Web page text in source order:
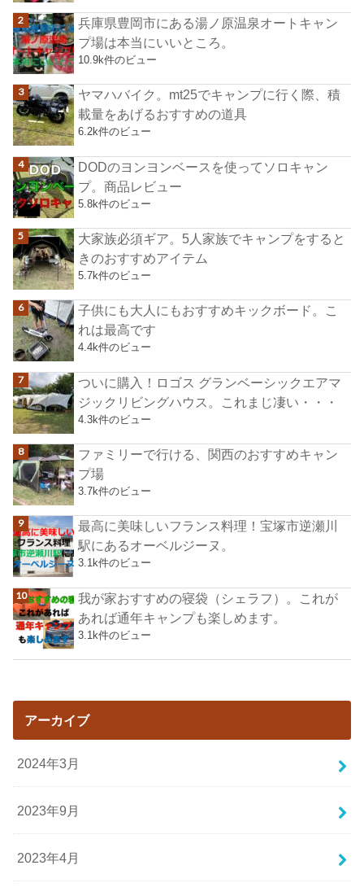
兵庫県豊岡市にある湯ノ原温泉オートキャン
プ場は本当にいいところ。
10.9k件のビュー
ヤマハバイク。mt25でキャンプに行く際、積
載量をあげるおすすめの道具
6.2k件のビュー
DODのヨンヨンベースを使ってソロキャン
プ。商品レビュー
5.8k件のビュー
大家族必須ギア。5人家族でキャンプをすると
きのおすすめアイテム
5.7k件のビュー
子供にも大人にもおすすめキックボード。こ
れは最高です
4.4k件のビュー
ついに購入！ロゴス グランベーシックエアマ
ジックリビングハウス。これまじ凄い・・・
4.3k件のビュー
ファミリーで行ける、関西のおすすめキャン
プ場
3.7k件のビュー
最高に美味しいフランス料理！宝塚市逆瀬川
駅にあるオーベルジーヌ。
3.1k件のビュー
我が家おすすめの寝袋（シェラフ）。これが
あれば通年キャンプも楽しめます。
3.1k件のビュー
アーカイブ
2024年3月
2023年9月
2023年4月